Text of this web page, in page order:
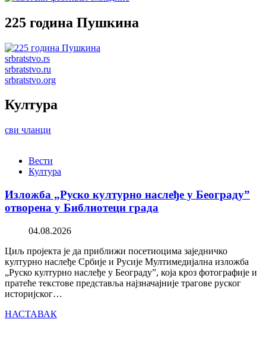
225 година Пушкина
srbratstvo.rs
srbratstvo.ru
srbratstvo.org
Култура
сви чланци
Вести
Култура
Изложба „Руско културно наслеђе у Београду”
отворена у Библиотеци града
04.08.2026
Циљ пројекта је да приближи посетиоцима заједничко
културно наслеђе Србије и Русије Мултимедијална изложба
„Руско културно наслеђе у Београду”, која кроз фотографије и
пратеће текстове представља најзначајније трагове руског
историјског…
НАСТАВАК